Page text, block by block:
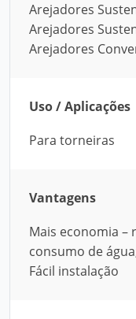
Arejadores
Arejadores
Arejadores
Uso / Aplicações
Para torneiras
Vantagens
Mais economia –
consumo de
Fácil instalação